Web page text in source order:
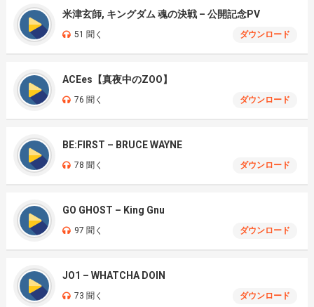
米津玄師, キングダム 魂の決戦 – 公開記念PV
51 聞く ダウンロード
ACEes【真夜中のZOO】
76 聞く ダウンロード
BE:FIRST – BRUCE WAYNE
78 聞く ダウンロード
GO GHOST – King Gnu
97 聞く ダウンロード
JO1 – WHATCHA DOIN
73 聞く ダウンロード